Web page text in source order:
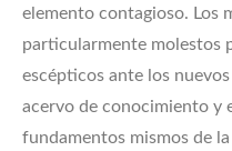
elemento contagioso. Los
particularmente molestos
escépticos ante los
acervo de conocimiento y
fundamentos mismos de